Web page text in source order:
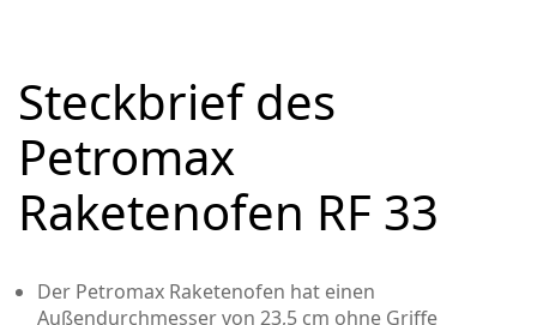
Steckbrief des
Petromax
Raketenofen RF 33
Der Petromax Raketenofen hat einen
Außendurchmesser von 23,5 cm ohne Griffe